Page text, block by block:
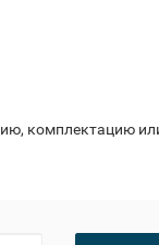
комплектацию